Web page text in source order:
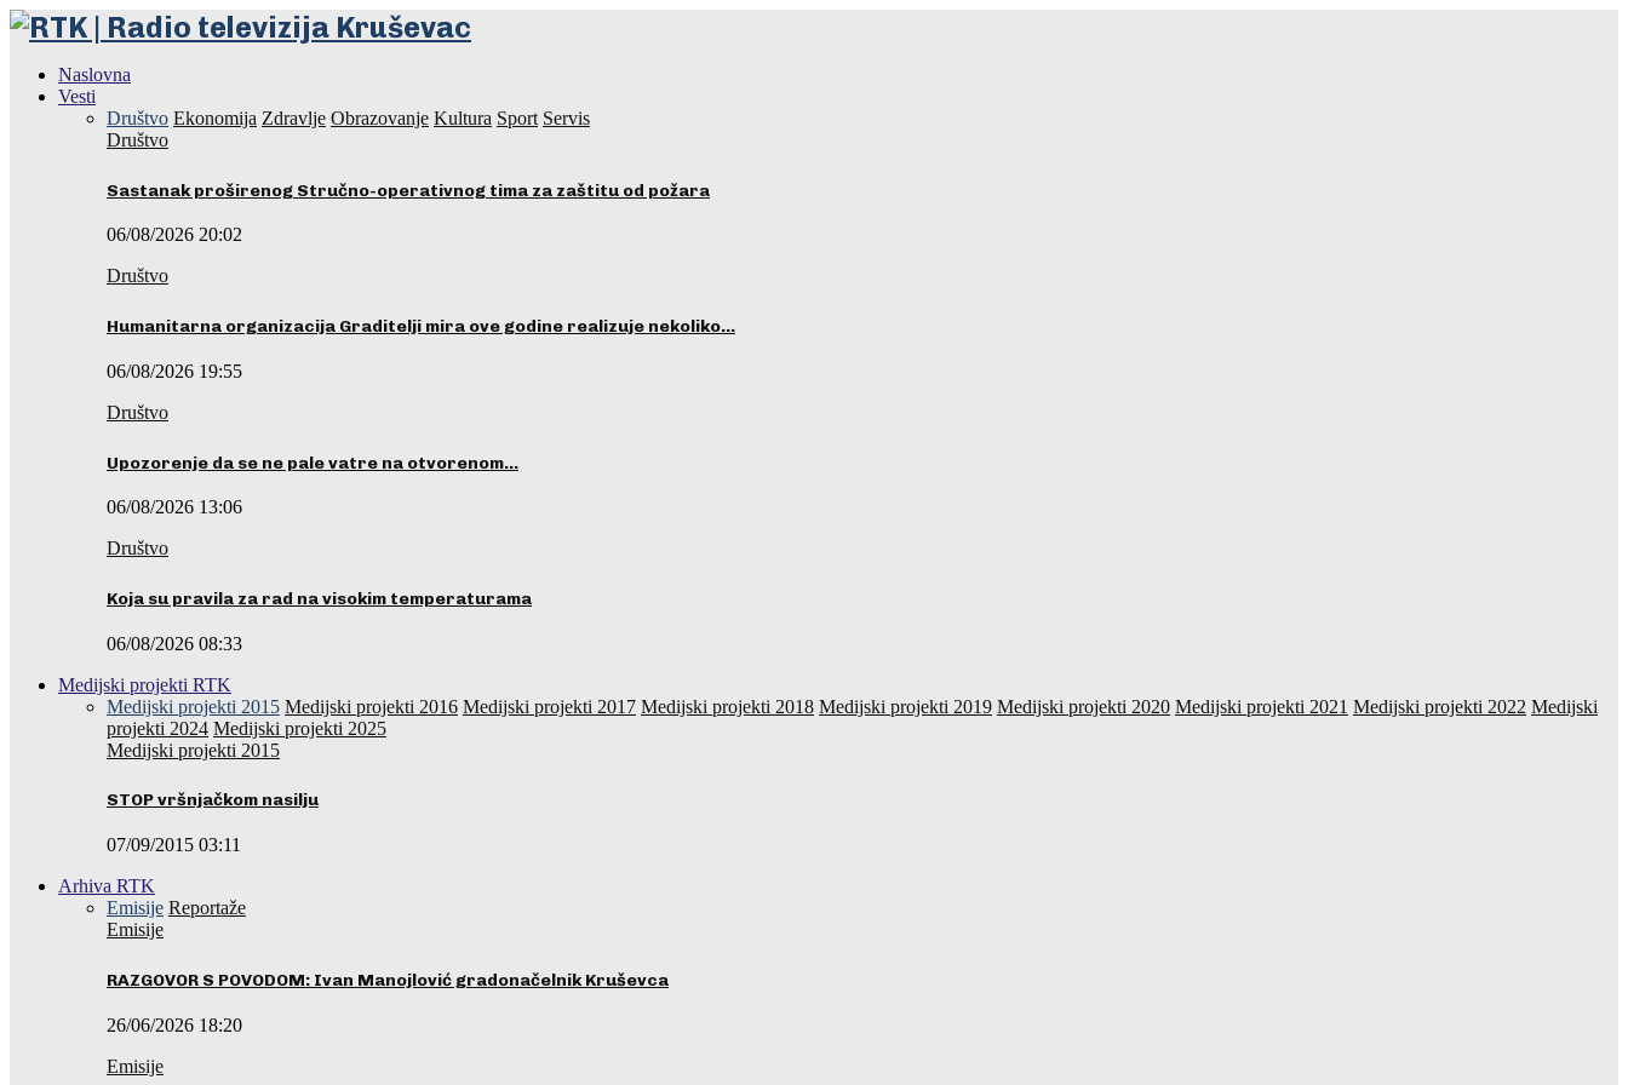
Naslovna
Vesti
Društvo Ekonomija Zdravlje Obrazovanje Kultura Sport Servis
Društvo
Sastanak proširenog Stručno-operativnog tima za zaštitu od požara
06/08/2026 20:02
Društvo
Humanitarna organizacija Graditelji mira ove godine realizuje nekoliko…
06/08/2026 19:55
Društvo
Upozorenje da se ne pale vatre na otvorenom…
06/08/2026 13:06
Društvo
Koja su pravila za rad na visokim temperaturama
06/08/2026 08:33
Medijski projekti RTK
Medijski projekti 2015 Medijski projekti 2016 Medijski projekti 2017 Medijski projekti 2018 Medijski projekti 2019 Medijski projekti 2020 Medijski projekti 2021 Medijski projekti 2022 Medijski
projekti 2024 Medijski projekti 2025
Medijski projekti 2015
STOP vršnjačkom nasilju
07/09/2015 03:11
Arhiva RTK
Emisije Reportaže
Emisije
RAZGOVOR S POVODOM: Ivan Manojlović gradonačelnik Kruševca
26/06/2026 18:20
Emisije